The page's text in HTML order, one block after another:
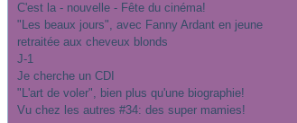
C'est la - nouvelle - Fête du cinéma!
"Les beaux jours", avec Fanny Ardant en jeune
retraitée aux cheveux blonds
J-1
Je cherche un CDI
"L'art de voler", bien plus qu'une biographie!
Vu chez les autres #34: des super mamies!